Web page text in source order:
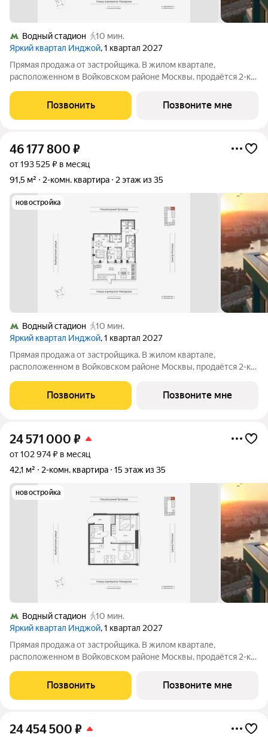
Водный стадион
10 мин.
Яркий квартал Инджой, 1 квартал 2027
Прямая продажа от застройщика. В жилом квартале,
расположенном в Войковском районе Москвы, продаётся 2-к
расположена на 19 этаже 32-этажного дома, корпус 1, в жилом
квартале бизнес-класса Инджой.
Позвонить Позвоните мне
46 177 800 ₽
от 193 525 ₽ в месяц
91,5 м²
2-комн. квартира 2 этаж из 35
новостройка
Водный стадион
10 мин.
Яркий квартал Инджой, 1 квартал 2027
Прямая продажа от застройщика. В жилом квартале,
расположенном в Войковском районе Москвы, продаётся 2-к
расположена на 2 этаже 32-этажного дома, корпус 1, в жилом
квартале бизнес-класса Инджой.
Позвонить Позвоните мне
24 571 000 ₽
от 102 974 ₽ в месяц
42,1 м²
2-комн. квартира 15 этаж из 35
новостройка
Водный стадион
10 мин.
Яркий квартал Инджой, 1 квартал 2027
Прямая продажа от застройщика. В жилом квартале,
расположенном в Войковском районе Москвы, продаётся 2-к
расположена на 15 этаже 32-этажного дома, корпус 1, в жилом
квартале бизнес-класса Инджой.
Позвонить Позвоните мне
24 454 500 ₽